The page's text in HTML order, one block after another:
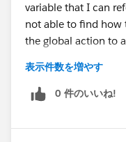
variable that I can
not able to find how
the global action to
I'm referencing this
done using the
表示件数を増やす
0 件のいいね!